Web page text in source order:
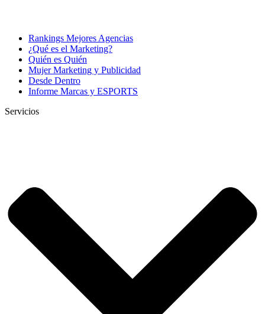
Rankings Mejores Agencias
¿Qué es el Marketing?
Quién es Quién
Mujer Marketing y Publicidad
Desde Dentro
Informe Marcas y ESPORTS
Servicios